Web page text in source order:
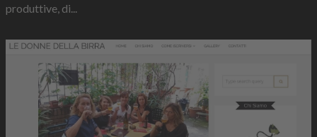
produttive, di...